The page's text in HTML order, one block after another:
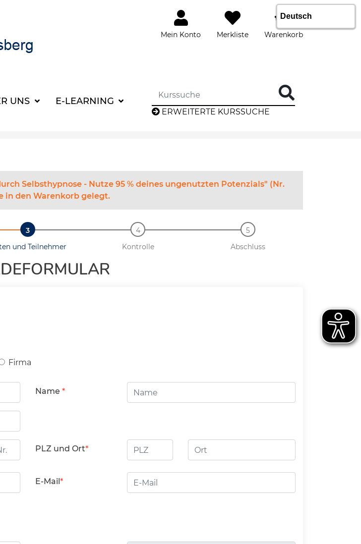
Mein Konto Merkliste Warenkorb
1
UNS E-LEARNING
ERWEITERTE KURSSUCHE
Selbsthypnose - Nutze 95 % deines ungenutzten Potenzials" (Nr.
in den Warenkorb gelegt.
und Teilnehmer Kontrolle Abschluss
Firma
Name
PLZ und Ort PLZ Ort
E-Mail